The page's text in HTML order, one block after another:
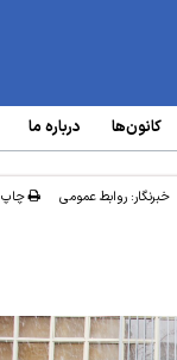
کانون‌ها درباره ما
خبرنگار: روابط عمومی چاپ